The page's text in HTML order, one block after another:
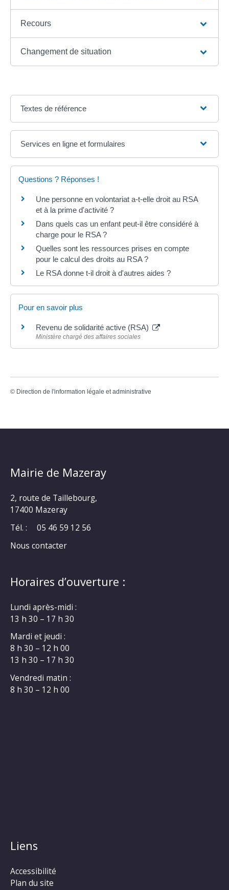
Recours
Changement de situation
Textes de référence
Services en ligne et formulaires
Questions ? Réponses !
Une personne en volontariat a-t-elle droit au RSA
et à la prime d'activité ?
Dans quels cas un enfant peut-il être considéré à
charge pour le RSA ?
Quelles sont les ressources prises en compte
pour le calcul des droits au RSA ?
Le RSA donne t-il droit à d'autres aides ?
Pour en savoir plus
Revenu de solidarité active (RSA)
Ministère chargé des affaires sociales
© Direction de l'information légale et administrative
Mairie de Mazeray
2, route de Taillebourg,
17400 Mazeray
Tél. :
05 46 59 12 56
Nous contacter
Horaires d’ouverture :
Lundi après-midi :
13 h 30 – 17 h 30
Mardi et jeudi :
8 h 30 – 12 h 00
13 h 30 – 17 h 30
Vendredi matin :
8 h 30 – 12 h 00
Liens
Accessibilité
Plan du site